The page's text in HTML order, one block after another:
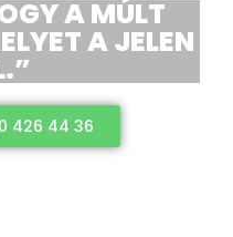
A MÚLT
A JELEN
426 44 36